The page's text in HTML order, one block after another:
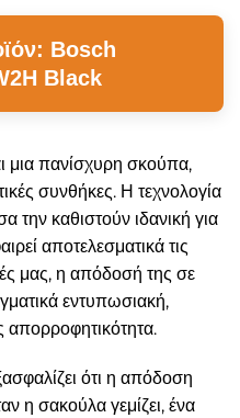
Bosch
Black
πανίσχυρη σκούπα,
συνθήκες. Η τεχνολογία
καθιστούν ιδανική για
αποτελεσματικά τις
μας, η απόδοσή της σε
εντυπωσιακή,
απορροφητικότητα.
ότι η απόδοση
η σακούλα γεμίζει, ένα